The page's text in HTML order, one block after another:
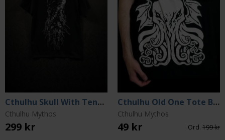
Cthulhu Skull With Tentacles T-shirt (Medium)
Cthulhu Mythos
299 kr
Cthulhu Old One Tote Bag
Cthulhu Mythos
49 kr Ord. 199 kr